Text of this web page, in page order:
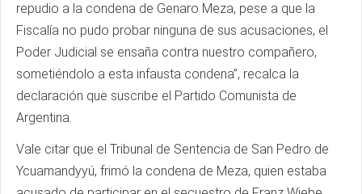
repudio a la condena de Genaro Meza, pese a que la
Fiscalía no pudo probar ninguna de sus acusaciones, el
Poder Judicial se ensaña contra nuestro compañero,
sometiéndolo a esta infausta condena”, recalca la
declaración que suscribe el Partido Comunista de
Argentina.
Vale citar que el Tribunal de Sentencia de San Pedro de
Ycuamandyyú, frimó la condena de Meza, quien estaba